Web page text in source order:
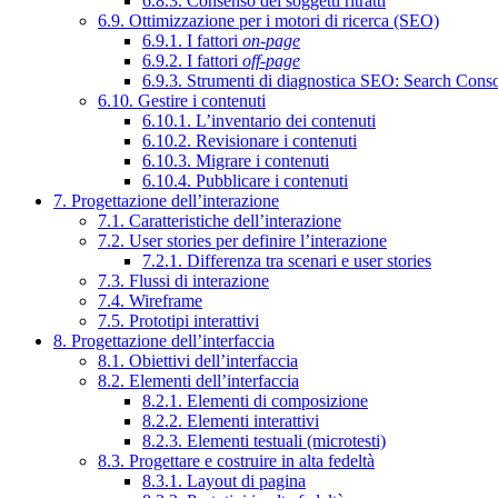
6.9. Ottimizzazione per i motori di ricerca (SEO)
6.9.1. I fattori on-page
6.9.2. I fattori off-page
6.9.3. Strumenti di diagnostica SEO: Search
6.10. Gestire i contenuti
6.10.1. L’inventario dei contenuti
6.10.2. Revisionare i contenuti
6.10.3. Migrare i contenuti
6.10.4. Pubblicare i contenuti
7. Progettazione dell’interazione
7.1. Caratteristiche dell’interazione
7.2. User stories per definire l’interazione
7.2.1. Differenza tra scenari e user stories
7.3. Flussi di interazione
7.4. Wireframe
7.5. Prototipi interattivi
8. Progettazione dell’interfaccia
8.1. Obiettivi dell’interfaccia
8.2. Elementi dell’interfaccia
8.2.1. Elementi di composizione
8.2.2. Elementi interattivi
8.2.3. Elementi testuali (microtesti)
8.3. Progettare e costruire in alta fedeltà
8.3.1. Layout di pagina